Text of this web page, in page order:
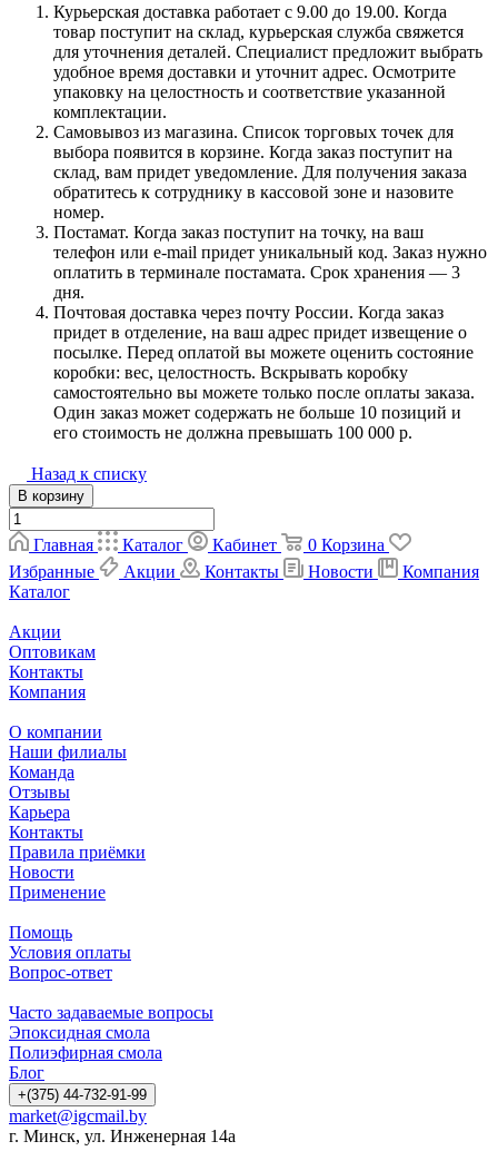
Курьерская доставка работает с 9.00 до 19.00. Когда
товар поступит на склад, курьерская служба свяжется
для уточнения деталей. Специалист предложит выбрать
удобное время доставки и уточнит адрес. Осмотрите
упаковку на целостность и соответствие указанной
комплектации.
Самовывоз из магазина. Список торговых точек для
выбора появится в корзине. Когда заказ поступит на
склад, вам придет уведомление. Для получения заказа
обратитесь к сотруднику в кассовой зоне и назовите
номер.
Постамат. Когда заказ поступит на точку, на ваш
телефон или e-mail придет уникальный код. Заказ нужно
оплатить в терминале постамата. Срок хранения — 3
дня.
Почтовая доставка через почту России. Когда заказ
придет в отделение, на ваш адрес придет извещение о
посылке. Перед оплатой вы можете оценить состояние
коробки: вес, целостность. Вскрывать коробку
самостоятельно вы можете только после оплаты заказа.
Один заказ может содержать не больше 10 позиций и
его стоимость не должна превышать 100 000 р.
Назад к списку
В корзину
Главная Каталог Кабинет 0 Корзина
Избранные
Акции Контакты Новости
Компания
Каталог
Акции
Оптовикам
Контакты
Компания
О компании
Наши филиалы
Команда
Отзывы
Карьера
Контакты
Правила приёмки
Новости
Применение
Помощь
Условия оплаты
Вопрос-ответ
Часто задаваемые вопросы
Эпоксидная смола
Полиэфирная смола
Блог
+(375) 44-732-91-99
market@igcmail.by
г. Минск, ул. Инженерная 14а